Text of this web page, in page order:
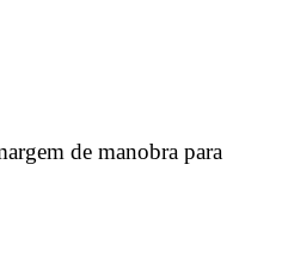
de manobra para